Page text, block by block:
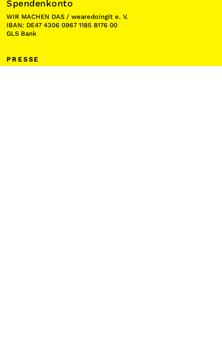
Spendenkonto
WIR MACHEN DAS / wearedoingit e. V.
IBAN: DE47 4306 0967 1185 8176 00
GLS Bank
PRESSE